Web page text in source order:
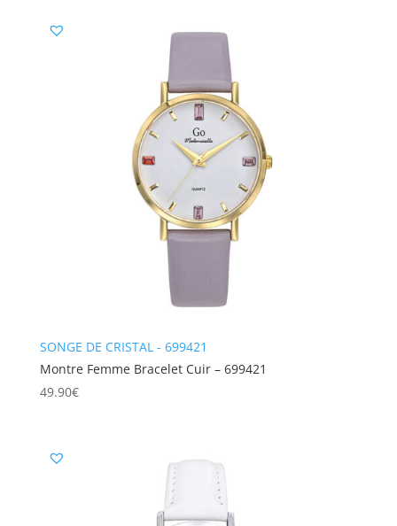
SONGE DE CRISTAL - 699421
Montre Femme Bracelet Cuir – 699421
49.90€